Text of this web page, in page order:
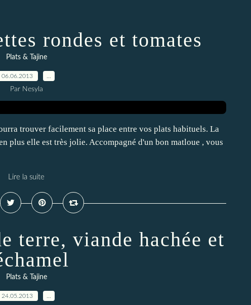
rondes et tomates
Plats & Tajine
06.06.2013
Par Nesyla
trouver facilement sa place entre vos plats habituels. La
plus elle est très jolie. Accompagné d'un bon matloue , vous
Lire la suite
terre, viande hachée et
Plats & Tajine
24.05.2013